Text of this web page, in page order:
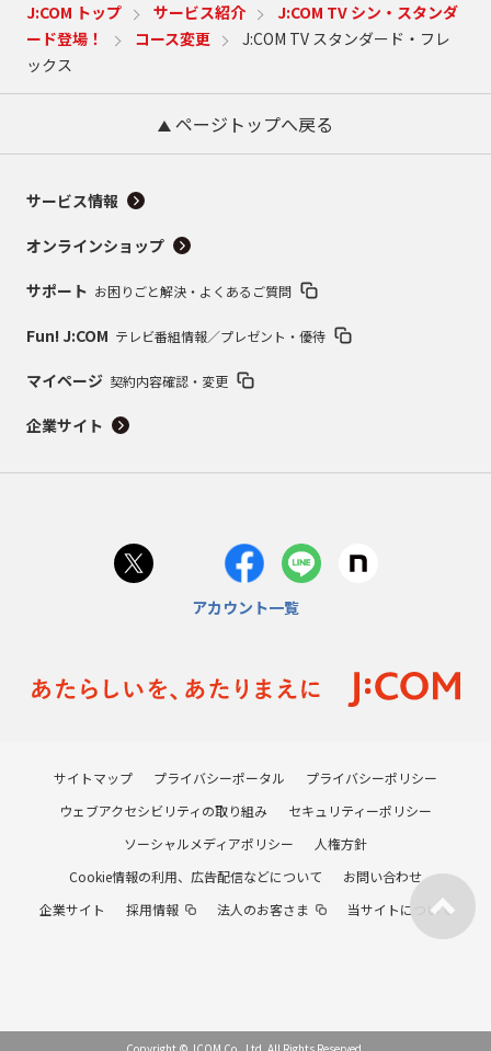
J:COM トップ サービス紹介
J:COM TV シン・スタンダ
ード登場！
コース変更
J:COM TV スタンダード・フレ
ックス
ページトップへ戻る
サービス情報
オンラインショップ
サポート お困りごと解決・よくあるご質問
Fun! J:COM テレビ番組情報／プレゼント・優待
マイページ 契約内容確認・変更
企業サイト
アカウント一覧
サイトマップ プライバシーポータル
プライバシーポリシー
ウェブアクセシビリティの取り組み
セキュリティーポリシー
ソーシャルメディアポリシー
人権方針
Cookie情報の利用、広告配信などについて
お問い合わせ
企業サイト
採用情報 法人のお客さま 当サイトについて